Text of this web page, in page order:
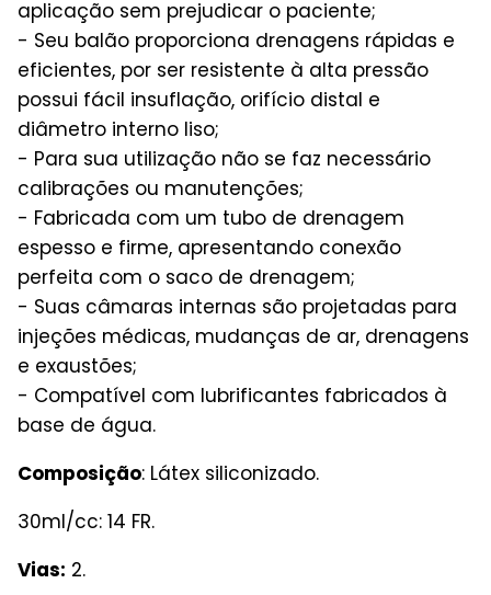
aplicação sem prejudicar o paciente;
- Seu balão proporciona drenagens rápidas e
eficientes, por ser resistente à alta pressão
possui fácil insuflação, orifício distal e
diâmetro interno liso;
- Para sua utilização não se faz necessário
calibrações ou manutenções;
- Fabricada com um tubo de drenagem
espesso e firme, apresentando conexão
perfeita com o saco de drenagem;
- Suas câmaras internas são projetadas para
injeções médicas, mudanças de ar, drenagens
e exaustões;
- Compatível com lubrificantes fabricados à
base de água.
Composição: Látex siliconizado.
30ml/cc: 14 FR.
Vias: 2.